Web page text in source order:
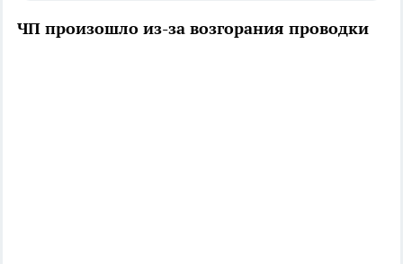
ЧП произошло из-за возгорания проводки